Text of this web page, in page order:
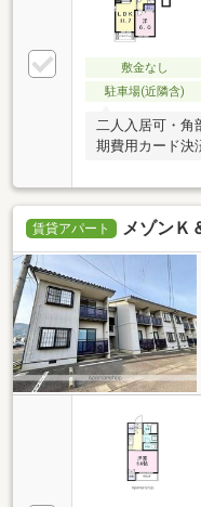
敷金なし
駐車場(近隣含)
二人入居可・角
期費用カード決
賃貸アパート メゾンＫ